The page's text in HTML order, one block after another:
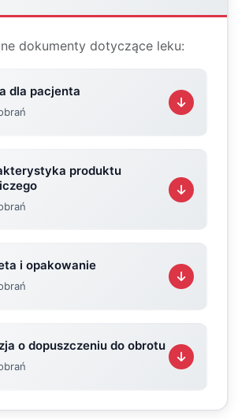
dokumenty dotyczące leku:
dla pacjenta
produktu
i opakowanie
o dopuszczeniu do obrotu